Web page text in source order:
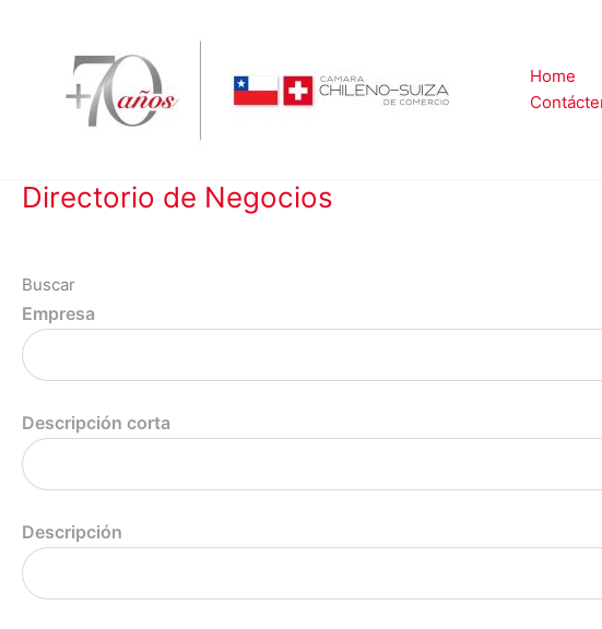
contenido
Home
Directorio de Negocios
Buscar
Empresa
Descripción corta
Descripción